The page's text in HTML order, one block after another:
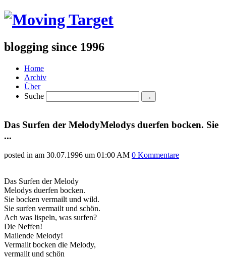
blogging since 1996
Home
Archiv
Über
Suche
Das Surfen der MelodyMelodys duerfen bocken. Sie
...
posted in am 30.07.1996 um 01:00 AM 0 Kommentare
Das Surfen der Melody
Melodys duerfen bocken.
Sie bocken vermailt und wild.
Sie surfen vermailt und schön.
Ach was lispeln, was surfen?
Die Neffen!
Mailende Melody!
Vermailt bocken die Melody,
vermailt und schön